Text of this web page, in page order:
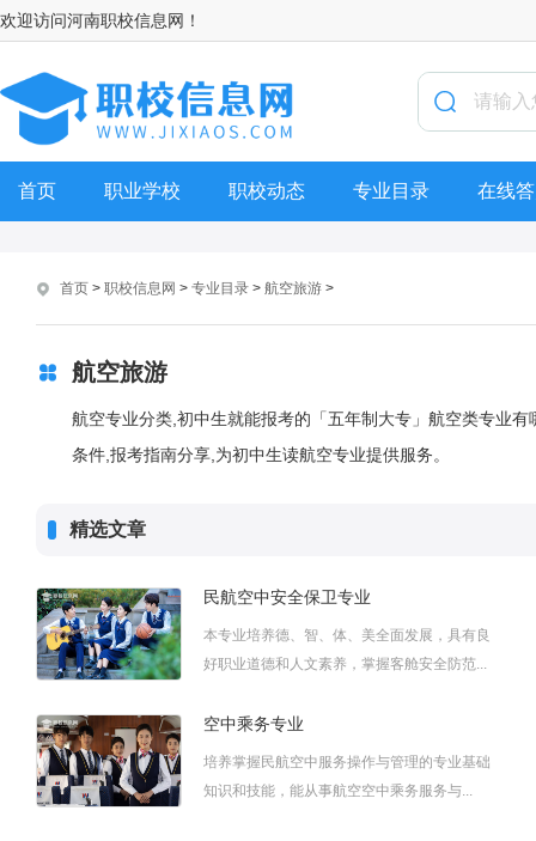
欢迎访问河南职校信息网！
首页 职业学校 职校动态 专业目录 在线
首页 > 职校信息网 > 专业目录 > 航空旅游 >
航空旅游
航空专业分类,初中生就能报考的「五年制大专」航空类专业
条件,报考指南分享,为初中生读航空专业提供服务。
精选文章
民航空中安全保卫专业
本专业培养德、智、体、美全面发展，具有良
好职业道德和人文素养，掌握客舱安全防范...
空中乘务专业
培养掌握民航空中服务操作与管理的专业基础
知识和技能，能从事航空空中乘务服务与...